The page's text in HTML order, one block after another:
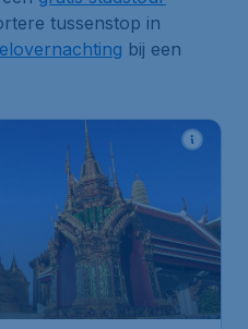
tussenstop in
bij een